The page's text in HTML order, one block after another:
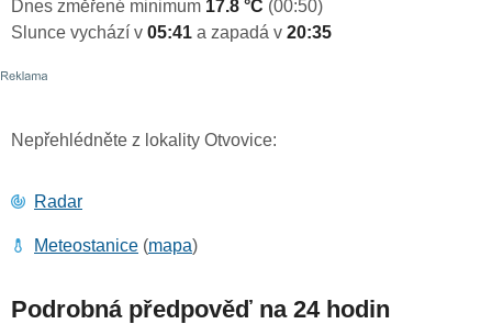
Dnes změřené minimum 17.8 °C (00:50)
Slunce vychází v 05:41 a zapadá v 20:35
Nepřehlédněte z lokality Otvovice:
Radar
Meteostanice (mapa)
Podrobná předpověď na 24 hodin